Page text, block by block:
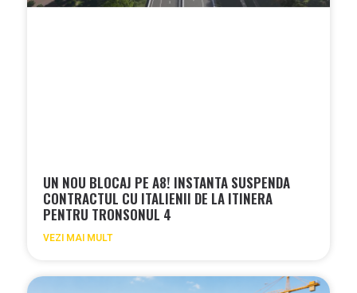
UN NOU BLOCAJ PE A8! INSTANTA SUSPENDA
CONTRACTUL CU ITALIENII DE LA ITINERA
PENTRU TRONSONUL 4
VEZI MAI MULT